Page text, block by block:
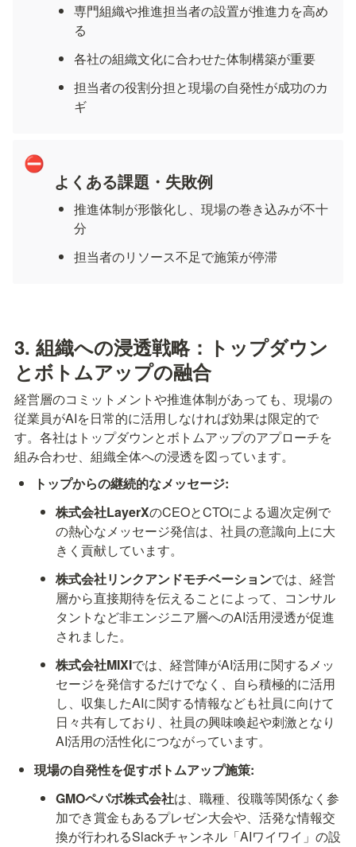
専門組織や推進担当者の設置が推進力を高め
る
各社の組織文化に合わせた体制構築が重要
担当者の役割分担と現場の自発性が成功のカ
ギ
⛔
よくある課題・失敗例
推進体制が形骸化し、現場の巻き込みが不十
分
担当者のリソース不足で施策が停滞
3. 組織への浸透戦略：トップダウン
とボトムアップの融合
経営層のコミットメントや推進体制があっても、現場の
従業員がAIを日常的に活用しなければ効果は限定的で
す。各社はトップダウンとボトムアップのアプローチを
組み合わせ、組織全体への浸透を図っています。
トップからの継続的なメッセージ:
株式会社LayerXのCEOとCTOによる週次定例で
の熱心なメッセージ発信は、社員の意識向上に大
きく貢献しています。
株式会社リンクアンドモチベーションでは、経営
層から直接期待を伝えることによって、コンサル
タントなど非エンジニア層へのAI活用浸透が促進
されました。
株式会社MIXIでは、経営陣がAI活用に関するメッ
セージを発信するだけでなく、自ら積極的に活用
し、収集したAIに関する情報なども社員に向けて
日々共有しており、社員の興味喚起や刺激となり
AI活用の活性化につながっています。
現場の自発性を促すボトムアップ施策:
GMOペパボ株式会社は、職種、役職等関係なく参
加でき賞金もあるプレゼン大会や、活発な情報交
換が行われるSlackチャンネル「AIワイワイ」の設